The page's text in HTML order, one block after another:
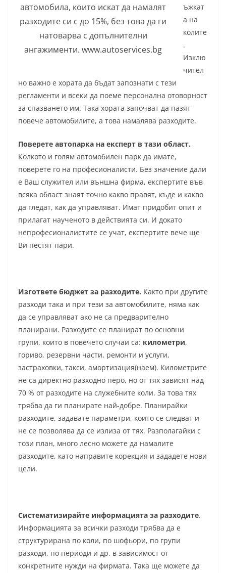
автомобила, които искат да намалят
разходите си с до 15%, без това да ги
натоварва с допълнителни
ангажименти. www.autoservices.bg
ъжкат
а на
колите
.
Изклю
чител
но важно е хората да бъдат запознати с тези
регламенти и всеки да поеме персонална отоворност
за спазването им. Така хората започват да пазят
повече автомобилите, а това намалява разходите.
Поверете автопарка на експерт в тази област.
Колкото и голям автомобилен парк да имате,
поверете го на професионалисти. Без значение дали
е Ваш служител или външна фирма, експертите във
всяка област знаят точно какво правят, къде и какво
да гледат, как да управляват. Имат придобит опит и
прилагат наученото в действията си. И докато
непрофесионалистите се учат, експертите вече ще
Ви пестят пари.
Изгответе бюджет за разходите. Както при другите
разходи така и при тези за автомобилите, няма как
да се управляват ако не са предварително
планирани. Разходите се планират по основни
групи, които в повечето случаи са: километри,
гориво, резервни части, ремонти и услуги,
застраховки, такси, амортизация(наем). Километрите
не са директно разходно перо, но от тях зависят над
70 % от разходите на служебните коли. За това тях
трябва да ги планирате най-добре. Планирайки
разходите, задавате параметри, които се следват и
не се позволява да се излиза от тях. Разполагайки с
този план, много лесно можете да намалите
разходите, като направите корекция и зададете нови
цели.
Систематизирайте информацията за разходите.
Информацията за всички разходи трябва да е
структурирана по коли, по шофьори, по групи
разходи, по периоди и др. в зависимост от
конкретните нужди на фирмата. Така ще можете да